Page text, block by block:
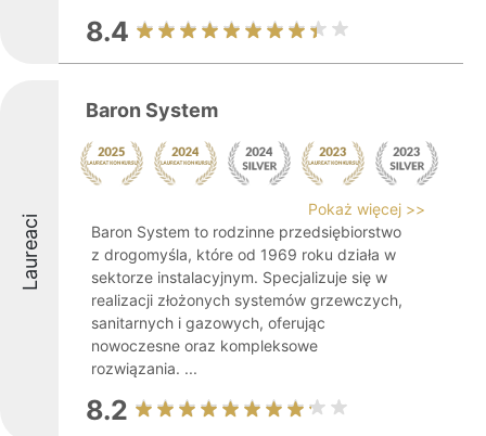
8.4
Laureaci
Baron System
Pokaż więcej >>
Baron System to rodzinne przedsiębiorstwo
z drogomyśla, które od 1969 roku działa w
sektorze instalacyjnym. Specjalizuje się w
realizacji złożonych systemów grzewczych,
sanitarnych i gazowych, oferując
nowoczesne oraz kompleksowe
rozwiązania. ...
8.2